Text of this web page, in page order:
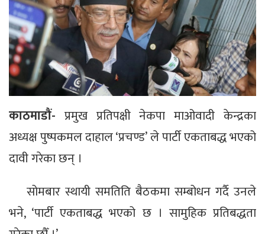
काठमाडौं- प्रमुख प्रतिपक्षी नेकपा माओवादी केन्द्रका
अध्यक्ष पुष्पकमल दाहाल ‘प्रचण्ड’ ले पार्टी एकताबद्ध भएको
दावी गरेका छन् ।
सोमबार स्थायी समतिति बैठकमा सम्बोधन गर्दै उनले
भने, ‘पार्टी एकताबद्ध भएको छ । सामुहिक प्रतिबद्धता